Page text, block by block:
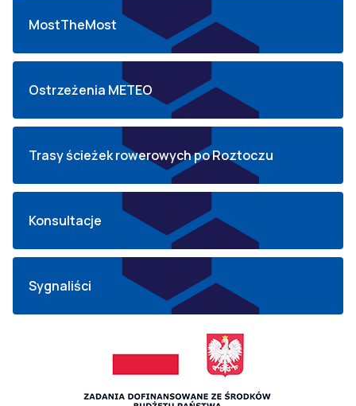
MostTheMost
Ostrzeżenia METEO
Trasy ścieżek rowerowych po Roztoczu
Konsultacje
Sygnaliści